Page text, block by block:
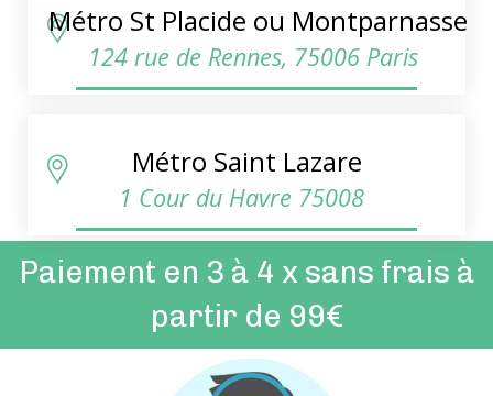
Métro St Placide ou Montparnasse
124 rue de Rennes, 75006 Paris
Métro Saint Lazare
1 Cour du Havre 75008
Paiement en 3 à 4 x sans frais à
partir de 99€